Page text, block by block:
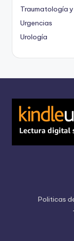
Traumatología
Urgencias
Urología
Politicas